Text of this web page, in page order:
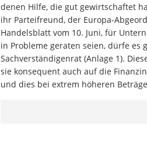
denen Hilfe, die gut gewirtschaftet
ihr Parteifreund, der Europa-
Handelsblatt vom 10. Juni, für
in Probleme geraten seien, dürfe es
Sachverständigenrat (Anlage 1).
sie konsequent auch auf die
und dies bei extrem höheren